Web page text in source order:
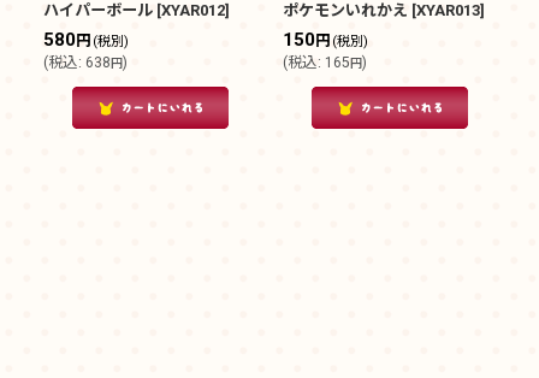
ハイパーボール [XYAR012]
580円 (税別)
(税込: 638円)
ポケモンいれかえ [XYAR013]
150円 (税別)
(税込: 165円)